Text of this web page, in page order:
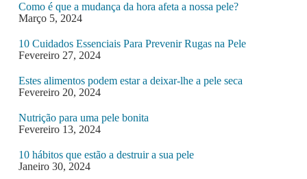
Como é que a mudança da hora afeta a nossa pele?
Março 5, 2024
10 Cuidados Essenciais Para Prevenir Rugas na Pele
Fevereiro 27, 2024
Estes alimentos podem estar a deixar-lhe a pele seca
Fevereiro 20, 2024
Nutrição para uma pele bonita
Fevereiro 13, 2024
10 hábitos que estão a destruir a sua pele
Janeiro 30, 2024